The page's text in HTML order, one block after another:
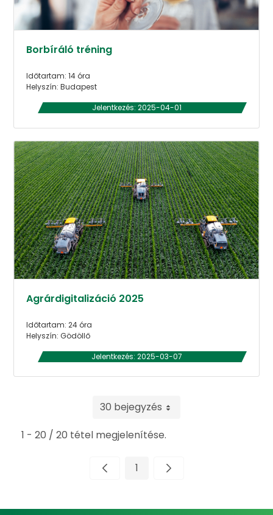
Borbíráló tréning
Időtartam: 14 óra
Helyszín: Budapest
Jelentkezés: 2025-04-01
Agrárdigitalizáció 2025
Időtartam: 24 óra
Helyszín: Gödöllő
Jelentkezés: 2025-03-07
30 bejegyzés
1 - 20 / 20 tétel megjelenítése.
Oldal
1